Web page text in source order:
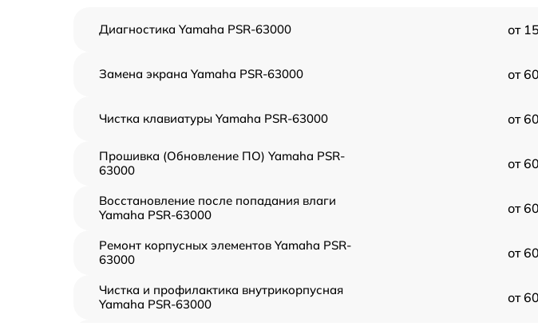
Диагностика Yamaha PSR-63000 от
Замена экрана Yamaha PSR-63000 от
Чистка клавиатуры Yamaha PSR-63000 от
Прошивка (Обновление ПО) Yamaha PSR-
63000
от
Восстановление после попадания влаги
Yamaha PSR-63000
от
Ремонт корпусных элементов Yamaha PSR-
63000
от
Чистка и профилактика внутрикорпусная
Yamaha PSR-63000
от